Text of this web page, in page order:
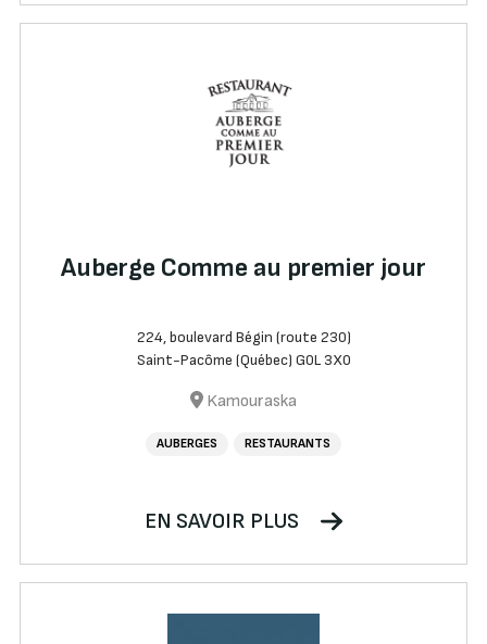
Auberge Comme au premier jour
224, boulevard Bégin (route 230)
Saint-Pacôme (Québec) G0L 3X0
Kamouraska
AUBERGES RESTAURANTS
EN SAVOIR PLUS